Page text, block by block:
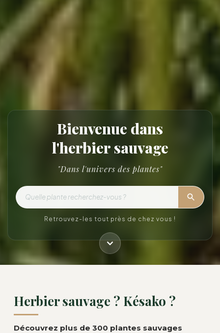
Bienvenue dans
l'herbier sauvage
"Dans l'univers des plantes"
Retrouvez-les tout près de chez vous !
Herbier sauvage ? Késako ?
Découvrez plus de 300 plantes sauvages